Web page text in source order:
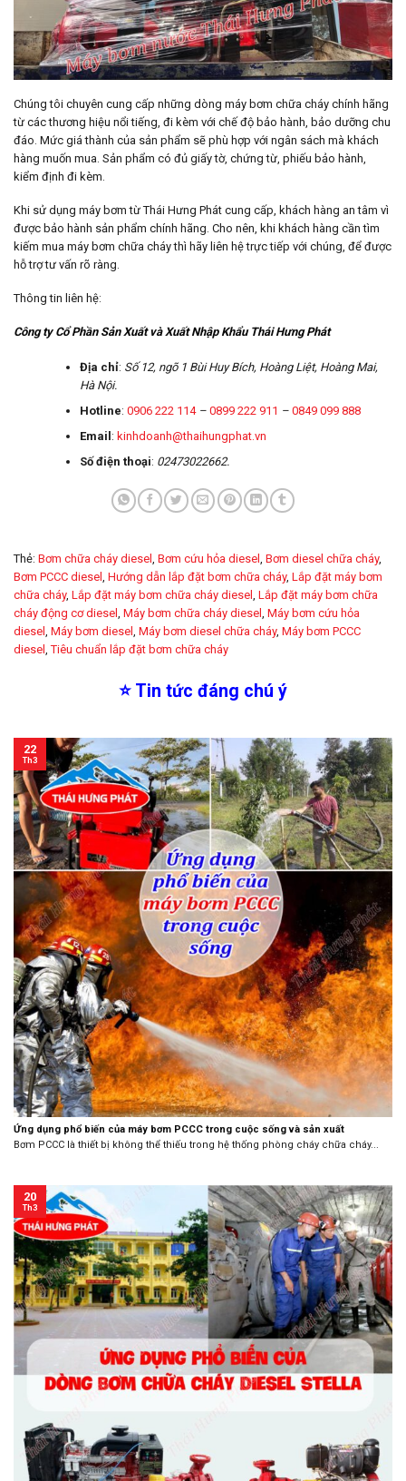
Chúng tôi chuyên cung cấp những dòng máy bơm chữa cháy chính hãng
từ các thương hiệu nổi tiếng, đi kèm với chế độ bảo hành, bảo dưỡng chu
đáo. Mức giá thành của sản phẩm sẽ phù hợp với ngân sách mà khách
hàng muốn mua. Sản phẩm có đủ giấy tờ, chứng từ, phiếu bảo hành,
kiểm định đi kèm.
Khi sử dụng máy bơm từ Thái Hưng Phát cung cấp, khách hàng an tâm vì
được bảo hành sản phẩm chính hãng. Cho nên, khi khách hàng cần tìm
kiếm mua máy bơm chữa cháy thì hãy liên hệ trực tiếp với chúng, để được
hỗ trợ tư vấn rõ ràng.
Thông tin liên hệ:
Công ty Cổ Phần Sản Xuất và Xuất Nhập Khẩu Thái Hưng Phát
Địa chỉ: Số 12, ngõ 1 Bùi Huy Bích, Hoàng Liệt, Hoàng Mai,
Hà Nội.
Hotline: 0906 222 114– 0899 222 911 – 0849 099 888
Email: kinhdoanh@thaihungphat.vn
Số điện thoại: 02473022662.
Thẻ: Bơm chữa cháy diesel Bơm cứu hỏa diesel Bơm diesel chữa cháy,
Bơm PCCC diesel Hướng dẫn lắp đặt bơm chữa cháy, Lắp đặt máy bơm
chữa cháy, Lắp đặt máy bơm chữa cháy diesel Lắp đặt máy bơm chữa
cháy động cơ diesel Máy bơm chữa cháy diesel Máy bơm cứu hỏa
diesel Máy bơm diesel Máy bơm diesel chữa cháy, Máy bơm PCCC
diesel ,Tiêu chuẩn lắp đặt bơm chữa cháy
⭐ Tin tức đáng chú ý
Ứng dụng phổ biến của máy bơm PCCC trong cuộc sống và sản xuất
Bơm PCCC là thiết bị không thể thiếu trong hệ thống phòng cháy chữa cháy...
22
Th3
20
Th3